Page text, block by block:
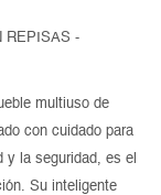
REPISAS -
multiuso de
con cuidado para
y la seguridad, es el
Su inteligente